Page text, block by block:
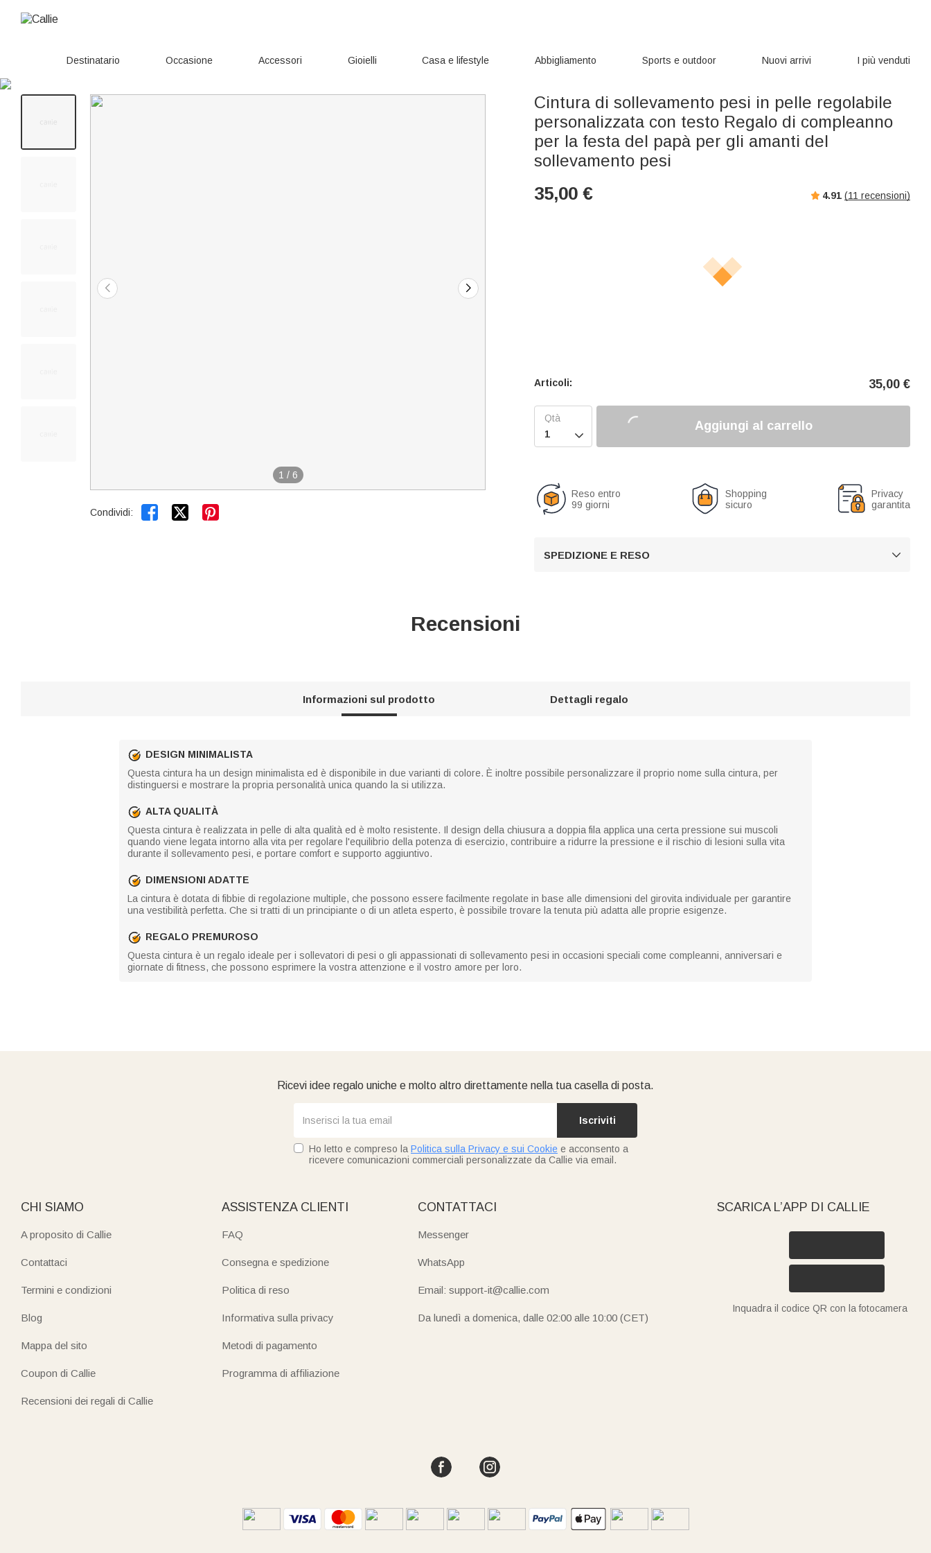
Destinatario Occasione Accessori Gioielli Casa e lifestyle Abbigliamento Sports e outdoor Nuovi arrivi I più venduti
1 / 6
Condividi:  
Cintura di sollevamento pesi in pelle regolabile
personalizzata con testo Regalo di compleanno
per la festa del papà per gli amanti del
sollevamento pesi
35,00 € 4.91 (11 recensioni)
Articoli: 35,00 €

Aggiungi al carrello
Reso entro
99 giorni
Shopping
sicuro
Privacy
garantita
SPEDIZIONE E RESO 
Recensioni
Informazioni sul prodotto Dettagli regalo
DESIGN MINIMALISTA
Questa cintura ha un design minimalista ed è disponibile in due varianti di colore. È inoltre possibile personalizzare il proprio nome sulla cintura, per
distinguersi e mostrare la propria personalità unica quando la si utilizza.
ALTA QUALITÀ
Questa cintura è realizzata in pelle di alta qualità ed è molto resistente. Il design della chiusura a doppia fila applica una certa pressione sui muscoli
quando viene legata intorno alla vita per regolare l'equilibrio della potenza di esercizio, contribuire a ridurre la pressione e il rischio di lesioni sulla vita
durante il sollevamento pesi, e portare comfort e supporto aggiuntivo.
DIMENSIONI ADATTE
La cintura è dotata di fibbie di regolazione multiple, che possono essere facilmente regolate in base alle dimensioni del girovita individuale per garantire
una vestibilità perfetta. Che si tratti di un principiante o di un atleta esperto, è possibile trovare la tenuta più adatta alle proprie esigenze.
REGALO PREMUROSO
Questa cintura è un regalo ideale per i sollevatori di pesi o gli appassionati di sollevamento pesi in occasioni speciali come compleanni, anniversari e
giornate di fitness, che possono esprimere la vostra attenzione e il vostro amore per loro.
Ricevi idee regalo uniche e molto altro direttamente nella tua casella di posta.
Iscriviti
Ho letto e compreso la Politica sulla Privacy e sui Cookie e acconsento a
ricevere comunicazioni commerciali personalizzate da Callie via email.
CHI SIAMO
A proposito di Callie
Contattaci
Termini e condizioni
Blog
Mappa del sito
Coupon di Callie
Recensioni dei regali di Callie
ASSISTENZA CLIENTI
FAQ
Consegna e spedizione
Politica di reso
Informativa sulla privacy
Metodi di pagamento
Programma di affiliazione
CONTATTACI
Messenger
WhatsApp
Email: support-it@callie.com
Da lunedì a domenica, dalle 02:00 alle 10:00 (CET)
SCARICA L’APP DI CALLIE
Inquadra il codice QR con la fotocamera